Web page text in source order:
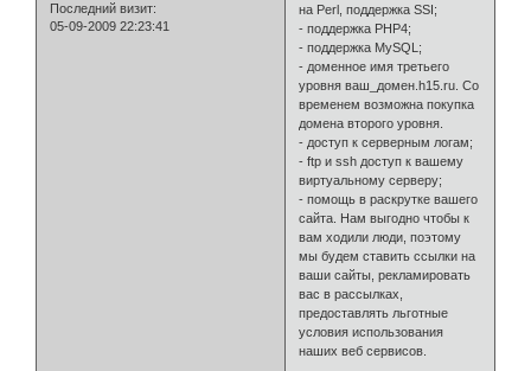
Последний визит:
05-09-2009 22:23:41
на Perl, поддержка SSI;
- поддержка PHP4;
- поддержка MySQL;
- доменное имя третьего
уровня ваш_домен.h15.ru. Со
временем возможна покупка
домена второго уровня.
- доступ к серверным логам;
- ftp и ssh доступ к вашему
виртуальному серверу;
- помощь в раскрутке вашего
сайта. Нам выгодно чтобы к
вам ходили люди, поэтому
мы будем ставить ссылки на
ваши сайты, рекламировать
вас в рассылках,
предоставлять льготные
условия использования
наших веб сервисов.